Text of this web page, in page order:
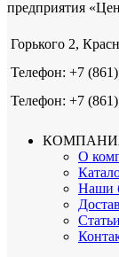
предприятия
Горького 2,
Телефон: +7
Телефон: +7
О
Наши
Статьи